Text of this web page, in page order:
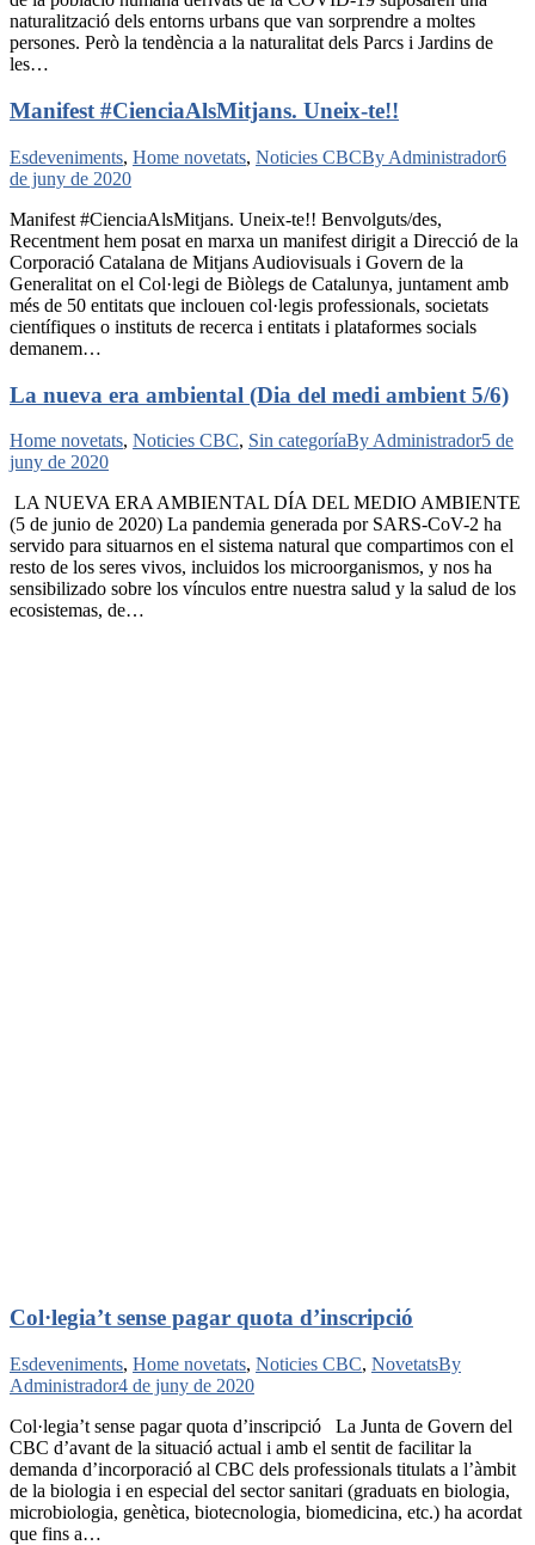
naturalització dels entorns urbans que van sorprendre a moltes
persones. Però la tendència a la naturalitat dels Parcs i Jardins de
les…
Manifest #CienciaAlsMitjans. Uneix-te!!
Esdeveniments, Home novetats, Noticies CBCBy Administrador6
de juny de 2020
Manifest #CienciaAlsMitjans. Uneix-te!! Benvolguts/des,
Recentment hem posat en marxa un manifest dirigit a Direcció de la
Corporació Catalana de Mitjans Audiovisuals i Govern de la
Generalitat on el Col·legi de Biòlegs de Catalunya, juntament amb
més de 50 entitats que inclouen col·legis professionals, societats
científiques o instituts de recerca i entitats i plataformes socials
demanem…
La nueva era ambiental (Dia del medi ambient 5/6)
Home novetats, Noticies CBC, Sin categoríaBy Administrador5 de
juny de 2020
LA NUEVA ERA AMBIENTAL DÍA DEL MEDIO AMBIENTE
(5 de junio de 2020) La pandemia generada por SARS-CoV-2 ha
servido para situarnos en el sistema natural que compartimos con el
resto de los seres vivos, incluidos los microorganismos, y nos ha
sensibilizado sobre los vínculos entre nuestra salud y la salud de los
ecosistemas, de…
Col·legia’t sense pagar quota d’inscripció
Esdeveniments, Home novetats, Noticies CBC, NovetatsBy
Administrador4 de juny de 2020
Col·legia’t sense pagar quota d’inscripció La Junta de Govern del
CBC d’avant de la situació actual i amb el sentit de facilitar la
demanda d’incorporació al CBC dels professionals titulats a l’àmbit
de la biologia i en especial del sector sanitari (graduats en biologia,
microbiologia, genètica, biotecnologia, biomedicina, etc.) ha acordat
que fins a…